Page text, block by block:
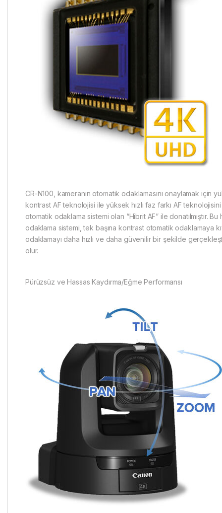
CR-N100, kameranın otomatik odaklamasını onaylamak için
kontrast AF teknolojisi ile yüksek hızlı faz farkı AF
otomatik odaklama sistemi olan “Hibrit AF” ile donatılmıştır.
odaklama sistemi, tek başına kontrast otomatik odaklamaya
odaklamayı daha hızlı ve daha güvenilir bir şekilde
olur.
Pürüzsüz ve Hassas Kaydırma/Eğme Performansı